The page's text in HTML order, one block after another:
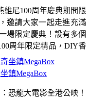
鎮MegaBox
恐龍大電影全港公映！
維尼100周年慶典期間限
邀請大家一起走進充滿
場限定慶典！設有多個
周年限定精品，DIY香